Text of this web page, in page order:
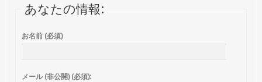
あなたの情報:
お名前 (必須)
メール (非公開) (必須):